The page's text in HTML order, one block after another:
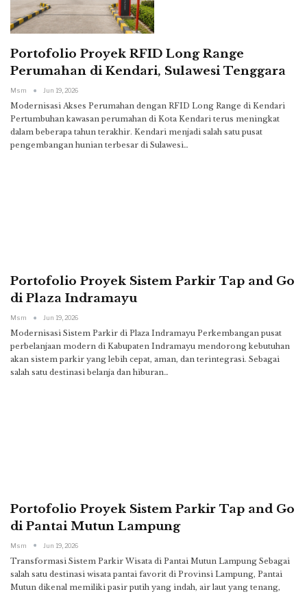
Portofolio Proyek RFID Long Range
Perumahan di Kendari, Sulawesi Tenggara
Msm Jun 19, 2026
Modernisasi Akses Perumahan dengan RFID Long Range di Kendari
Pertumbuhan kawasan perumahan di Kota Kendari terus meningkat
dalam beberapa tahun terakhir. Kendari menjadi salah satu pusat
pengembangan hunian terbesar di Sulawesi…
Portofolio Proyek Sistem Parkir Tap and Go
di Plaza Indramayu
Msm Jun 19, 2026
Modernisasi Sistem Parkir di Plaza Indramayu Perkembangan pusat
perbelanjaan modern di Kabupaten Indramayu mendorong kebutuhan
akan sistem parkir yang lebih cepat, aman, dan terintegrasi. Sebagai
salah satu destinasi belanja dan hiburan…
Portofolio Proyek Sistem Parkir Tap and Go
di Pantai Mutun Lampung
Msm Jun 19, 2026
Transformasi Sistem Parkir Wisata di Pantai Mutun Lampung Sebagai
salah satu destinasi wisata pantai favorit di Provinsi Lampung, Pantai
Mutun dikenal memiliki pasir putih yang indah, air laut yang tenang,